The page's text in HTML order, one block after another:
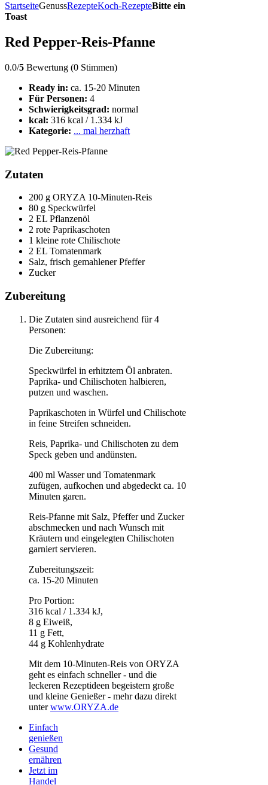
StartseiteGenussRezepteKoch-RezepteBitte ein
Toast
Red Pepper-Reis-Pfanne
0.0/5 Bewertung (0 Stimmen)
Ready in: ca. 15-20 Minuten
Für Personen: 4
Schwierigkeitsgrad: normal
kcal: 316 kcal / 1.334 kJ
Kategorie: ... mal herzhaft
Zutaten
200 g ORYZA 10-Minuten-Reis
80 g Speckwürfel
2 EL Pflanzenöl
2 rote Paprikaschoten
1 kleine rote Chilischote
2 EL Tomatenmark
Salz, frisch gemahlener Pfeffer
Zucker
Zubereitung
Die Zutaten sind ausreichend für 4
Personen:
Die Zubereitung:
Speckwürfel in erhitztem Öl anbraten.
Paprika- und Chilischoten halbieren,
putzen und waschen.
Paprikaschoten in Würfel und Chilischote
in feine Streifen schneiden.
Reis, Paprika- und Chilischoten zu dem
Speck geben und andünsten.
400 ml Wasser und Tomatenmark
zufügen, aufkochen und abgedeckt ca. 10
Minuten garen.
Reis-Pfanne mit Salz, Pfeffer und Zucker
abschmecken und nach Wunsch mit
Kräutern und eingelegten Chilischoten
garniert servieren.
Zubereitungszeit:
ca. 15-20 Minuten
Pro Portion:
316 kcal / 1.334 kJ,
8 g Eiweiß,
11 g Fett,
44 g Kohlenhydrate
Mit dem 10-Minuten-Reis von ORYZA
geht es einfach schneller - und die
leckeren Rezeptideen begeistern große
und kleine Genießer - mehr dazu direkt
unterwww.ORYZA.de
Einfach
genießen
Gesund
ernähren
Jetzt im
Handel